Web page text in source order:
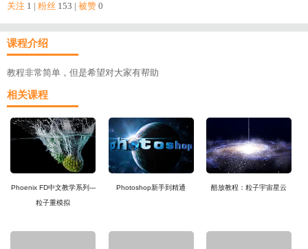
关注 1 | 粉丝 153 | 被赞 0
课程介绍
教程非常简单，但是希望对大家有帮助
相关课程
Phoenix FD中文教学系列---
粒子重模拟
Photoshop新手到精通 酷放教程：粒子宇宙星云